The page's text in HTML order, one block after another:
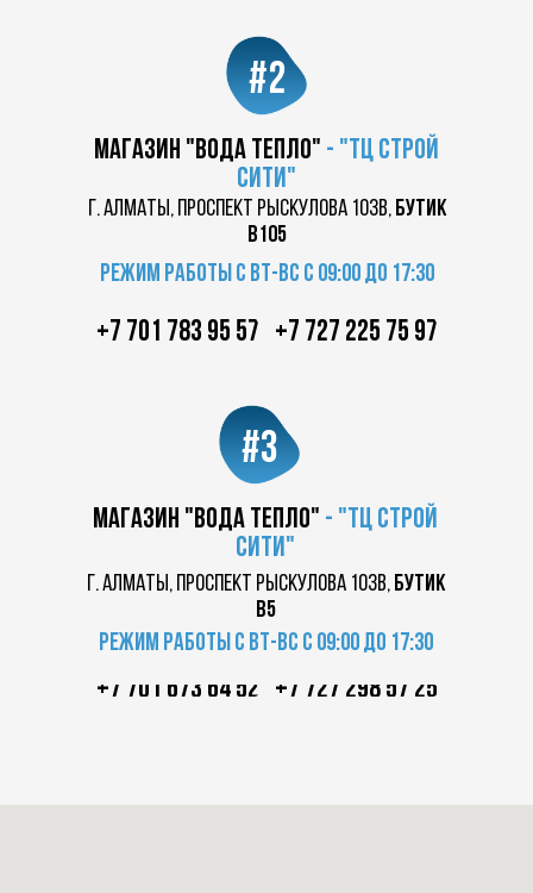
магазин "вода тепло" - "ТЦ строй
сити"
г. Алматы, проспект Рыскулова 103в, бутик
в105
Режим работы с вт-вс с 09:00 до 17:30
магазин "вода тепло" - "ТЦ строй
сити"
#3
г. Алматы, проспект Рыскулова 103в, бутик
в5
Режим работы с вт-вс с 09:00 до 17:30
+7 701 783 95 57 +7 727 225 75 97
+7 701 673 64 52 +7 727 298 57 25
#2